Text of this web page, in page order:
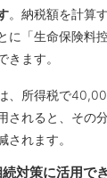
。納税額を計算
に「生命保険料
きます。
、所得税で
されると、その
されます。
対策に活用で